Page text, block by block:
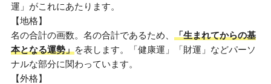
運」がこれにあたります。
【地格】
名の合計の画数。名の合計であるため、 「生まれてからの基
本となる運勢」を表します。「健康運」「財運」などパーソ
ナルな部分に関わっています。
【外格】